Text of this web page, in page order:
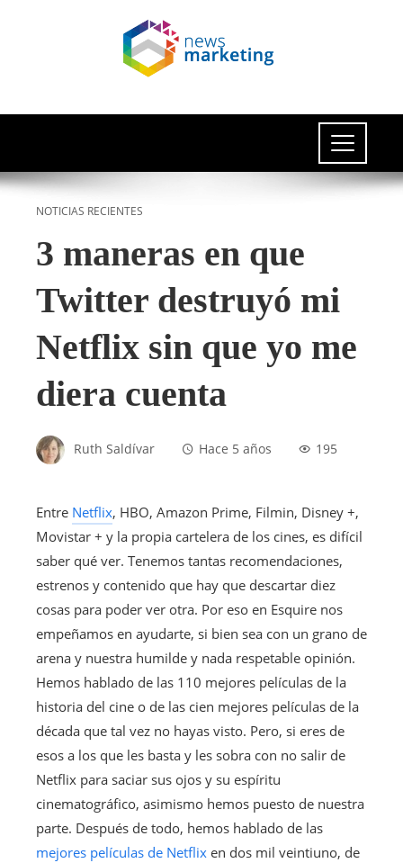
NOTICIAS RECIENTES
3 maneras en que
Twitter destruyó mi
Netflix sin que yo me
diera cuenta
Ruth Saldívar Hace 5 años 195
Entre Netflix, HBO, Amazon Prime, Filmin, Disney +,
Movistar + y la propia cartelera de los cines, es difícil
saber qué ver. Tenemos tantas recomendaciones,
estrenos y contenido que hay que descartar diez
cosas para poder ver otra. Por eso en Esquire nos
empeñamos en ayudarte, si bien sea con un grano de
arena y nuestra humilde y nada respetable opinión.
Hemos hablado de las 110 mejores películas de la
historia del cine o de las cien mejores películas de la
década que tal vez no hayas visto. Pero, si eres de
esos a los que les basta y les sobra con no salir de
Netflix para saciar sus ojos y su espíritu
cinematográfico, asimismo hemos puesto de nuestra
parte. Después de todo, hemos hablado de las
mejores películas de Netflix en dos mil veintiuno, de